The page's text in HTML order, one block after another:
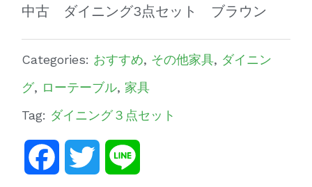
中古 ダイニング3点セット ブラウン
Categories: おすすめ, その他家具, ダイニン
グ, ローテーブル, 家具
Tag: ダイニング３点セット
FacebookTwitter